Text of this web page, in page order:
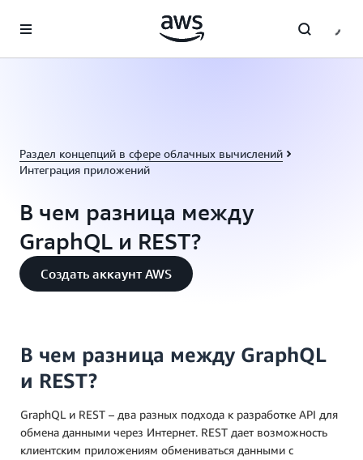
Перейти к главному контенту
Раздел концепций в сфере облачных вычислений
Интеграция приложений
В чем разница между
GraphQL и REST?
Создать аккаунт AWS
В чем разница между GraphQL
и REST?
GraphQL и REST – два разных подхода к разработке API для
обмена данными через Интернет. REST дает возможность
клиентским приложениям обмениваться данными с